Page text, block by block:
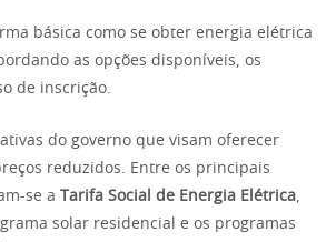
básica como se obter energia elétrica
as opções disponíveis, os
de inscrição.
do governo que visam oferecer
reduzidos. Entre os principais
se a Tarifa Social de Energia Elétrica
solar residencial e os programas